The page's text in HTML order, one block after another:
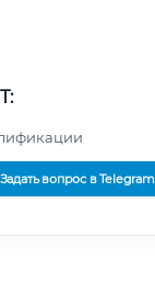
Задать вопрос в Telegram